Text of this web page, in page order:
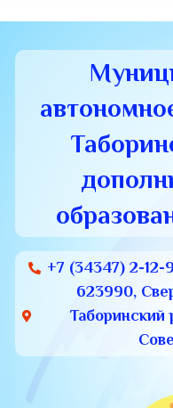
+7 (34347) 2-12-
623990,
Таборинский